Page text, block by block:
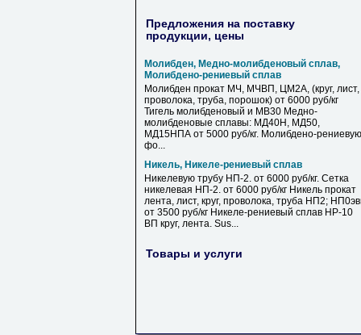
Предложения на поставку
продукции, цены
Молибден, Медно-молибденовый сплав,
Молибдено-рениевый сплав
Молибден прокат МЧ, МЧВП, ЦМ2А, (круг, лист,
проволока, труба, порошок) от 6000 руб/кг
Тигель молибденовый и МВ30 Медно-
молибденовые сплавы: МД40Н, МД50,
МД15НПА от 5000 руб/кг. Молибдено-рениевую
фо...
Никель, Никеле-рениевый сплав
Никелевую трубу НП-2. от 6000 руб/кг. Сетка
никелевая НП-2. от 6000 руб/кг Никель прокат
лента, лист, круг, проволока, труба НП2;
от 3500 руб/кг Никеле-рениевый сплав НР-10
ВП круг, лента. Sus...
Товары и услуги